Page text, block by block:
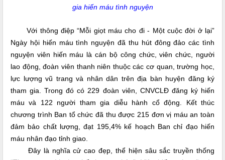
gia hiến máu tình nguyện
Với thông điệp “Mỗi giọt máu cho đi - Một cuộc đời ở lại”
Ngày hội hiến máu tình nguyện đã thu hút đông đảo các tình
nguyện viên hiến máu là cán bộ công chức, viên chức, người
lao động, đoàn viên thanh niên thuộc các cơ quan, trường học,
lực lượng vũ trang và nhân dân trên địa bàn huyện đăng ký
tham gia. Trong đó có 229 đoàn viên, CNVCLĐ đăng ký hiến
máu và 122 người tham gia diễu hành cổ động. Kết thúc
chương trình Ban tổ chức đã thu được 215 đơn vị máu an toàn
đảm bảo chất lượng, đạt 195,4% kế hoạch Ban chỉ đạo hiến
máu nhân đạo tỉnh giao.
Đây là nghĩa cử cao đẹp, thể hiện sâu sắc truyền thống